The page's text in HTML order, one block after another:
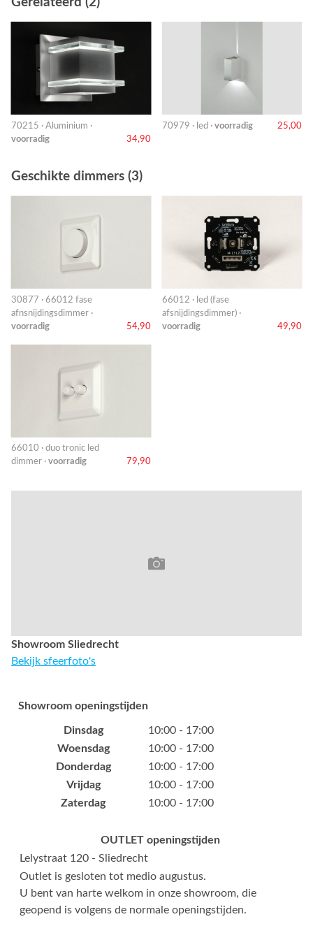
70215 · Aluminium ·
voorradig
34,90
70979 · led · voorradig 25,00
Geschikte dimmers (3)
30877 · 66012 fase
afnsnijdingsdimmer ·
voorradig
54,90
66012 · led (fase
afsnijdingsdimmer) ·
voorradig
49,90
66010 · duo tronic led
dimmer · voorradig 79,90
Showroom Sliedrecht
Bekijk sfeerfoto's
Showroom openingstijden
Dinsdag
10:00 - 17:00
Woensdag
10:00 - 17:00
Donderdag
10:00 - 17:00
Vrijdag
10:00 - 17:00
Zaterdag
10:00 - 17:00
OUTLET openingstijden
Lelystraat 120 - Sliedrecht
Outlet is gesloten tot medio augustus.
U bent van harte welkom in onze showroom, die
geopend is volgens de normale openingstijden.